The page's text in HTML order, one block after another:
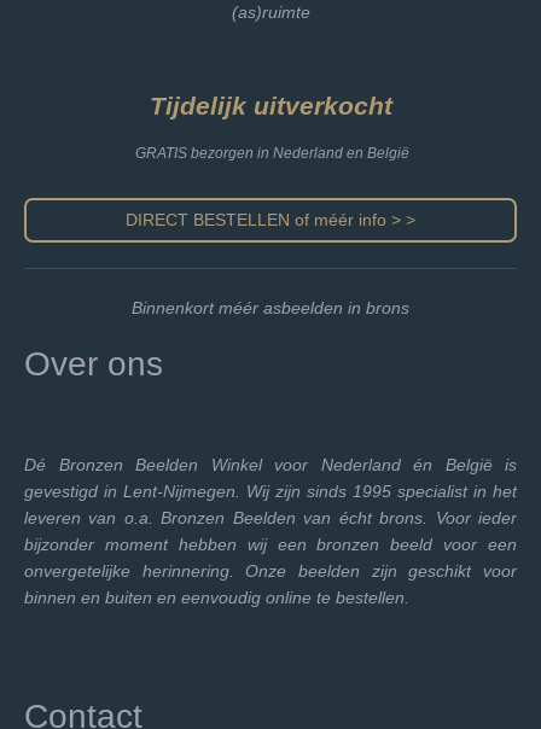
(as)ruimte
Tijdelijk uitverkocht
GRATIS bezorgen in Nederland en België
DIRECT BESTELLEN of méér info > >
Binnenkort méér asbeelden in brons
Over ons
Dé Bronzen Beelden Winkel voor Nederland én België is
gevestigd in Lent-Nijmegen. Wij zijn sinds 1995 specialist in het
leveren van o.a. Bronzen Beelden van écht brons. Voor ieder
bijzonder moment hebben wij een bronzen beeld voor een
onvergetelijke herinnering. Onze beelden zijn geschikt voor
binnen en buiten en eenvoudig online te bestellen.
Contact